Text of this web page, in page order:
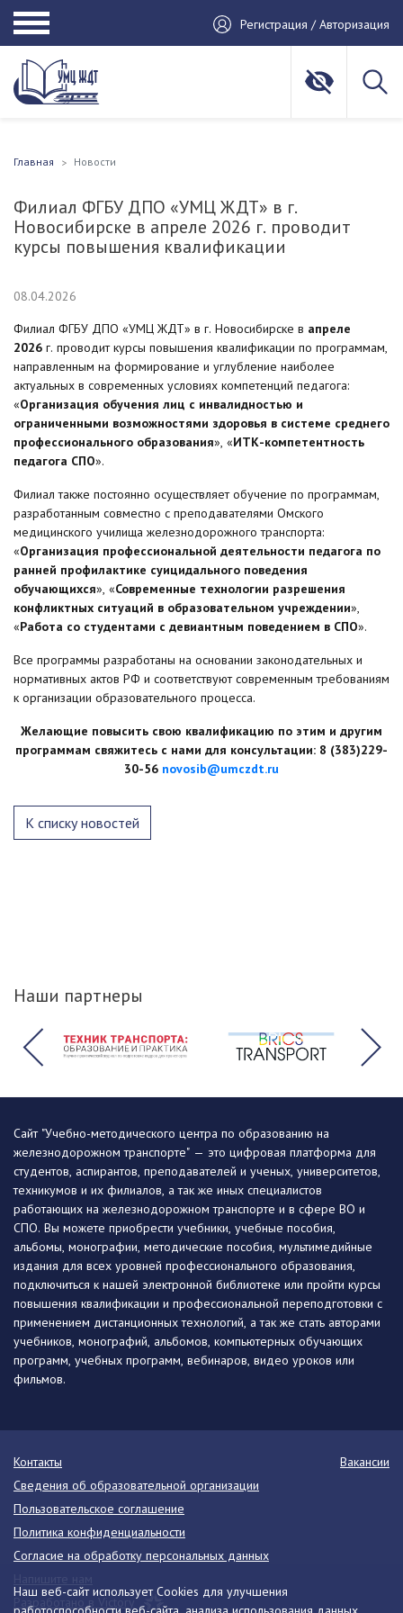
Регистрация / Авторизация
Главная Новости
Филиал ФГБУ ДПО «УМЦ ЖДТ» в г.
Новосибирске в апреле 2026 г. проводит
курсы повышения квалификации
08.04.2026
Филиал ФГБУ ДПО «УМЦ ЖДТ» в г. Новосибирске в апреле
2026 г. проводит курсы повышения квалификации по программам,
направленным на формирование и углубление наиболее
актуальных в современных условиях компетенций педагога:
«Организация обучения лиц с инвалидностью и
ограниченными возможностями здоровья в системе среднего
профессионального образования», «ИТК-компетентность
педагога СПО».
Филиал также постоянно осуществляет обучение по программам,
разработанным совместно с преподавателями Омского
медицинского училища железнодорожного транспорта:
«Организация профессиональной деятельности педагога по
ранней профилактике суицидального поведения
обучающихся», «Современные технологии разрешения
конфликтных ситуаций в образовательном учреждении»,
«Работа со студентами с девиантным поведением в СПО».
Все программы разработаны на основании законодательных и
нормативных актов РФ и соответствуют современным требованиям
к организации образовательного процесса.
Желающие повысить свою квалификацию по этим и другим
программам свяжитесь с нами для консультации: 8 (383)229-
30-56 novosib@umczdt.ru
К списку новостей
Наши партнеры
Наш веб-сайт использует Cookies для улучшения
Сайт "Учебно-методического центра по образованию на
железнодорожном транспорте" — это цифровая платформа для
студентов, аспирантов, преподавателей и ученых, университетов,
техникумов и их филиалов, а так же иных специалистов
работающих на железнодорожном транспорте и в сфере ВО и
СПО. Вы можете приобрести учебники, учебные пособия,
альбомы, монографии, методические пособия, мультимедийные
издания для всех уровней профессионального образования,
подключиться к нашей электронной библиотеке или пройти курсы
повышения квалификации и профессиональной переподготовки с
применением дистанционных технологий, а так же стать авторами
учебников, монографий, альбомов, компьютерных обучающих
программ, учебных программ, вебинаров, видео уроков или
фильмов.
Контакты
Вакансии
Сведения об образовательной организации
Пользовательское соглашение
Политика конфиденциальности
Согласие на обработку персональных данных
Разработано в Victory